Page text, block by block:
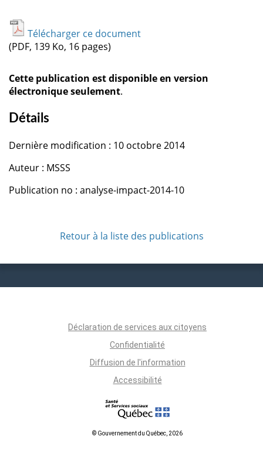
Télécharger ce document
(PDF, 139 Ko, 16 pages)
Cette publication est disponible en version
électronique seulement.
Détails
Dernière modification : 10 octobre 2014
Auteur : MSSS
Publication no : analyse-impact-2014-10
Retour à la liste des publications
Déclaration de services aux citoyens
Confidentialité
Diffusion de l'information
Accessibilité
© Gouvernement du Québec, 2026